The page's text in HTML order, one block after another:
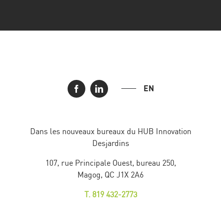
EN
Dans les nouveaux bureaux du HUB Innovation
Desjardins
107, rue Principale Ouest, bureau 250,
Magog, QC J1X 2A6
T. 819 432-2773